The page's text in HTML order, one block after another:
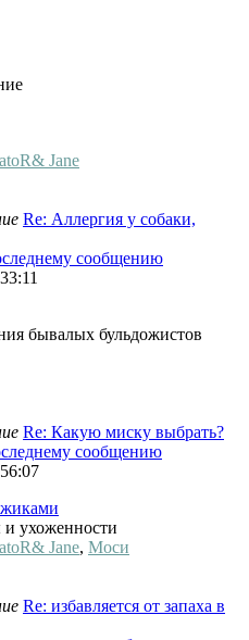
Jane
Re: Аллергия у собаки,
сообщению
бывалых бульдожистов
Re: Какую миску выбрать?
сообщению
и ухоженности
Jane, Моси
Re: избавляется от запаха в